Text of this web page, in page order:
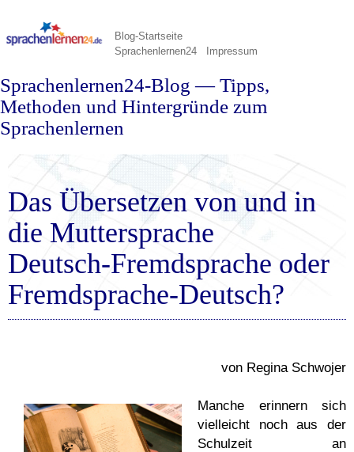
Blog-Startseite
Sprachenlernen24
Impressum
Sprachenlernen24-Blog — Tipps,
Methoden und Hintergründe zum
Sprachenlernen
Das Übersetzen von und in
die Muttersprache
Deutsch-Fremdsprache oder
Fremdsprache-Deutsch?
von Regina Schwojer
Manche erinnern sich
vielleicht noch aus der
Schulzeit an